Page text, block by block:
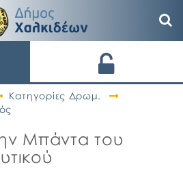
Κατηγορίες Δρωμ.
Μπάντα του